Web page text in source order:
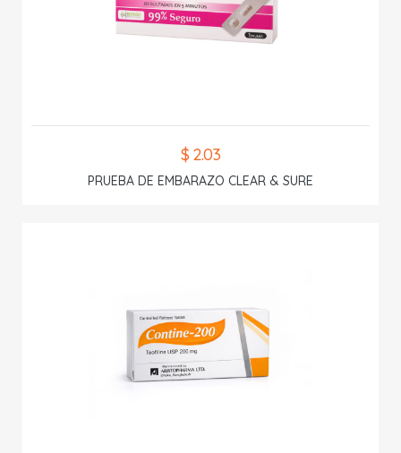
$ 2.03
PRUEBA DE EMBARAZO CLEAR & SURE